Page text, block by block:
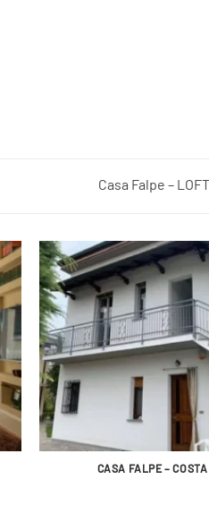
Casa Falpe –
CASA FALPE –